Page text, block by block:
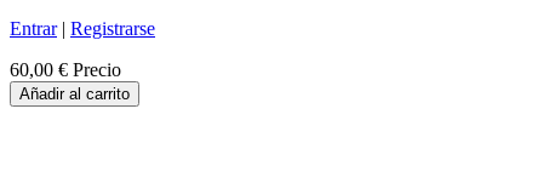
Entrar| Registrarse
60,00 € Precio
Añadir al carrito